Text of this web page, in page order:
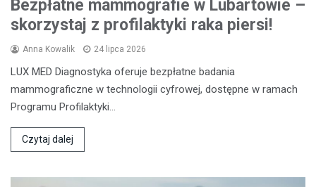
Bezpłatne mammografie w Lubartowie –
skorzystaj z profilaktyki raka piersi!
Anna Kowalik 24 lipca 2026
LUX MED Diagnostyka oferuje bezpłatne badania
mammograficzne w technologii cyfrowej, dostępne w ramach
Programu Profilaktyki…
Czytaj dalej